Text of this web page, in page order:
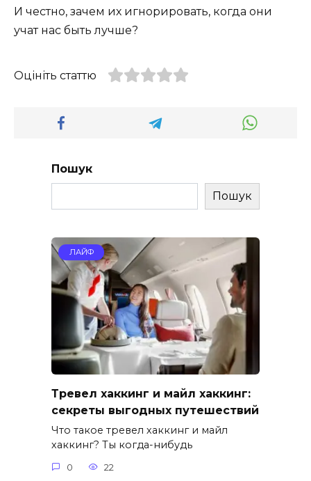
И честно, зачем их игнорировать, когда они
учат нас быть лучше?
Оцініть статтю
Пошук
Пошук
ЛАЙФ
Тревел хаккинг и майл хаккинг:
секреты выгодных путешествий
Что такое тревел хаккинг и майл
хаккинг? Ты когда-нибудь
0 22